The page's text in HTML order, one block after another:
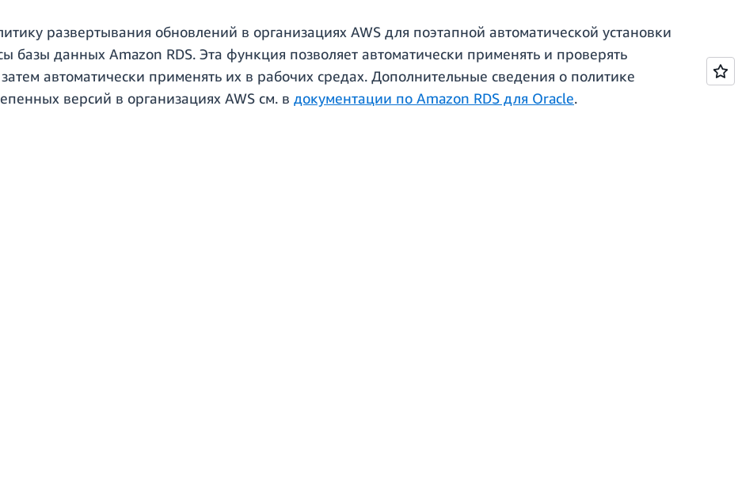
развертывания обновлений в организациях AWS для поэтапной автоматической установки
базы данных Amazon RDS. Эта функция позволяет автоматически применять и проверять
автоматически применять их в рабочих средах. Дополнительные сведения о политике
версий в организациях AWS см. в документации по Amazon RDS для Oracle.